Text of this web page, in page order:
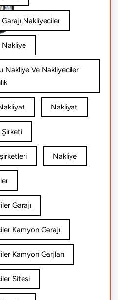
Nakliyeciler
Nakliye
Nakliye Ve Nakliyeciler
Nakliyat
Nakliye
Garajı
Kamyon Garajı
Kamyon Garjları
Sitesi